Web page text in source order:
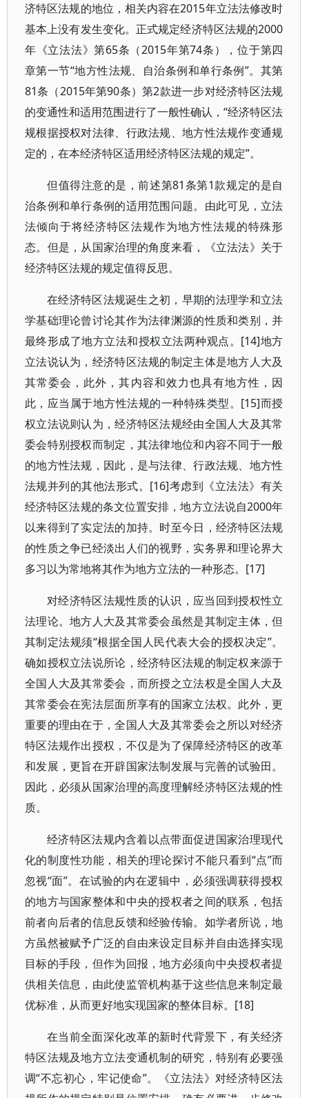
济特区法规的地位，相关内容在2015年立法法修改时
基本上没有发生变化。正式规定经济特区法规的2000
年《立法法》第65条（2015年第74条），位于第四
章第一节“地方性法规、自治条例和单行条例”。其第
81条（2015年第90条）第2款进一步对经济特区法规
的变通性和适用范围进行了一般性确认，“经济特区法
规根据授权对法律、行政法规、地方性法规作变通规
定的，在本经济特区适用经济特区法规的规定”。
但值得注意的是，前述第81条第1款规定的是自
治条例和单行条例的适用范围问题。由此可见，立法
法倾向于将经济特区法规作为地方性法规的特殊形
态。但是，从国家治理的角度来看，《立法法》关于
经济特区法规的规定值得反思。
在经济特区法规诞生之初，早期的法理学和立法
学基础理论曾讨论其作为法律渊源的性质和类别，并
最终形成了地方立法和授权立法两种观点。[14]地方
立法说认为，经济特区法规的制定主体是地方人大及
其常委会，此外，其内容和效力也具有地方性，因
此，应当属于地方性法规的一种特殊类型。[15]而授
权立法说则认为，经济特区法规经由全国人大及其常
委会特别授权而制定，其法律地位和内容不同于一般
的地方性法规，因此，是与法律、行政法规、地方性
法规并列的其他法形式。[16]考虑到《立法法》有关
经济特区法规的条文位置安排，地方立法说自2000年
以来得到了实定法的加持。时至今日，经济特区法规
的性质之争已经淡出人们的视野，实务界和理论界大
多习以为常地将其作为地方立法的一种形态。[17]
对经济特区法规性质的认识，应当回到授权性立
法理论。地方人大及其常委会虽然是其制定主体，但
其制定法规须“根据全国人民代表大会的授权决定”。
确如授权立法说所论，经济特区法规的制定权来源于
全国人大及其常委会，而所授之立法权是全国人大及
其常委会在宪法层面所享有的国家立法权。此外，更
重要的理由在于，全国人大及其常委会之所以对经济
特区法规作出授权，不仅是为了保障经济特区的改革
和发展，更旨在开辟国家法制发展与完善的试验田。
因此，必须从国家治理的高度理解经济特区法规的性
质。
经济特区法规内含着以点带面促进国家治理现代
化的制度性功能，相关的理论探讨不能只看到“点”而
忽视“面”。在试验的内在逻辑中，必须强调获得授权
的地方与国家整体和中央的授权者之间的联系，包括
前者向后者的信息反馈和经验传输。如学者所说，地
方虽然被赋予广泛的自由来设定目标并自由选择实现
目标的手段，但作为回报，地方必须向中央授权者提
供相关信息，由此使监管机构基于这些信息来制定最
优标准，从而更好地实现国家的整体目标。[18]
在当前全面深化改革的新时代背景下，有关经济
特区法规及地方立法变通机制的研究，特别有必要强
调“不忘初心，牢记使命”。《立法法》对经济特区法